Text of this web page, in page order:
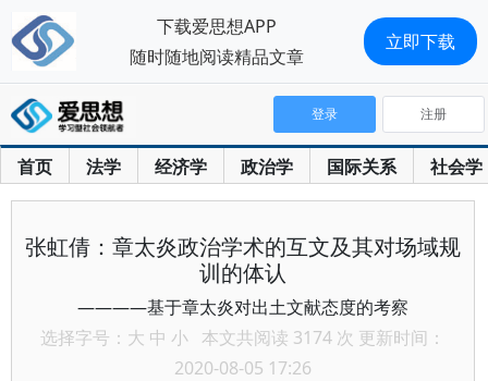
首页 法学 经济学 政治学 国际关系 社会学
登录 注册
张虹倩：章太炎政治学术的互文及其对场域规
训的体认
————基于章太炎对出土文献态度的考察
选择字号： 大 中 小 本文共阅读 3174 次 更新时间：
2020-08-05 17:26
下载爱思想APP
随时随地阅读精品文章
立即下载